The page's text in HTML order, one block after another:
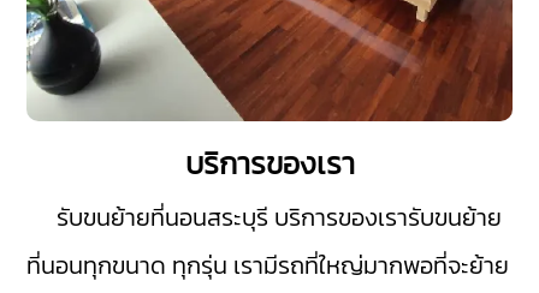
บริการของเรา
รับขนย้ายที่นอนสระบุรี บริการของเรารับขนย้าย
ที่นอนทุกขนาด ทุกรุ่น เรามีรถที่ใหญ่มากพอที่จะย้าย